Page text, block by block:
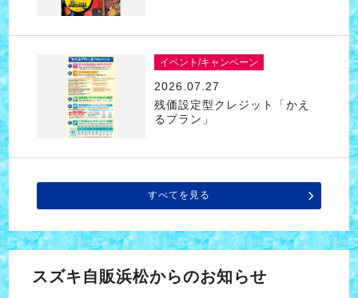
イベント/キャンペーン
2026.07.27
残価設定型クレジット「かえ
るプラン」
すべてを見る
スズキ自販浜松からのお知らせ